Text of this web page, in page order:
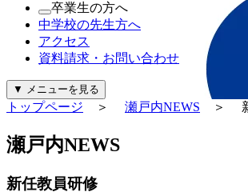
一般事業主行動計画及び公表内
理系探究コース
文系探究コース
進路探究コース
（新設）
ビューティースタイリストコー
クラブ活動
生徒会活動
生徒募集要項
過去問題（PDF）
パンフレット
就学支援金・軽減補助金につい
広島県私学関連予算について
奨学金について
給付金について
診断・勉強・情報・知る
行事カレンダー
公式Instagram
警報発令時の対応について
卒業生の方へ
証明書の発行について
中学校の先生方へ
アクセス
資料請求・お問い合わせ
▼ メニューを見る
トップページ ＞ 瀬戸内NEWS ＞ 新
瀬戸内NEWS
新任教員研修